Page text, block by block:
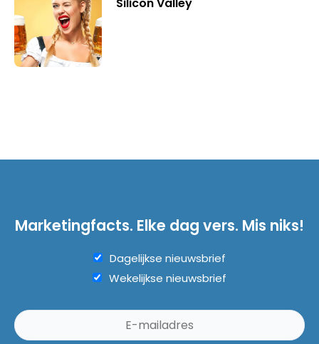
Marketingfacts. Elke dag vers. Mis niks!
Dagelijkse nieuwsbrief
Wekelijkse nieuwsbrief